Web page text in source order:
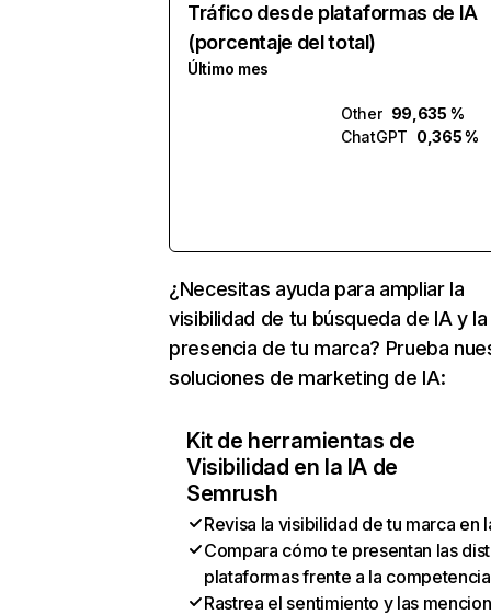
Tráfico desde plataformas de IA
(porcentaje del total)
Último mes
Other 99,635 %
ChatGPT 0,365 %
¿Necesitas ayuda para ampliar la
visibilidad de tu búsqueda de IA y la
presencia de tu marca? Prueba
soluciones de marketing de IA:
Kit de herramientas de
Visibilidad en la IA de
Semrush
Revisa la visibilidad de tu marca en
Compara cómo te presentan las
plataformas frente a la competencia
Rastrea el sentimiento y las